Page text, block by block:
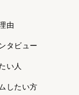
由
タビュー
い人
したい方